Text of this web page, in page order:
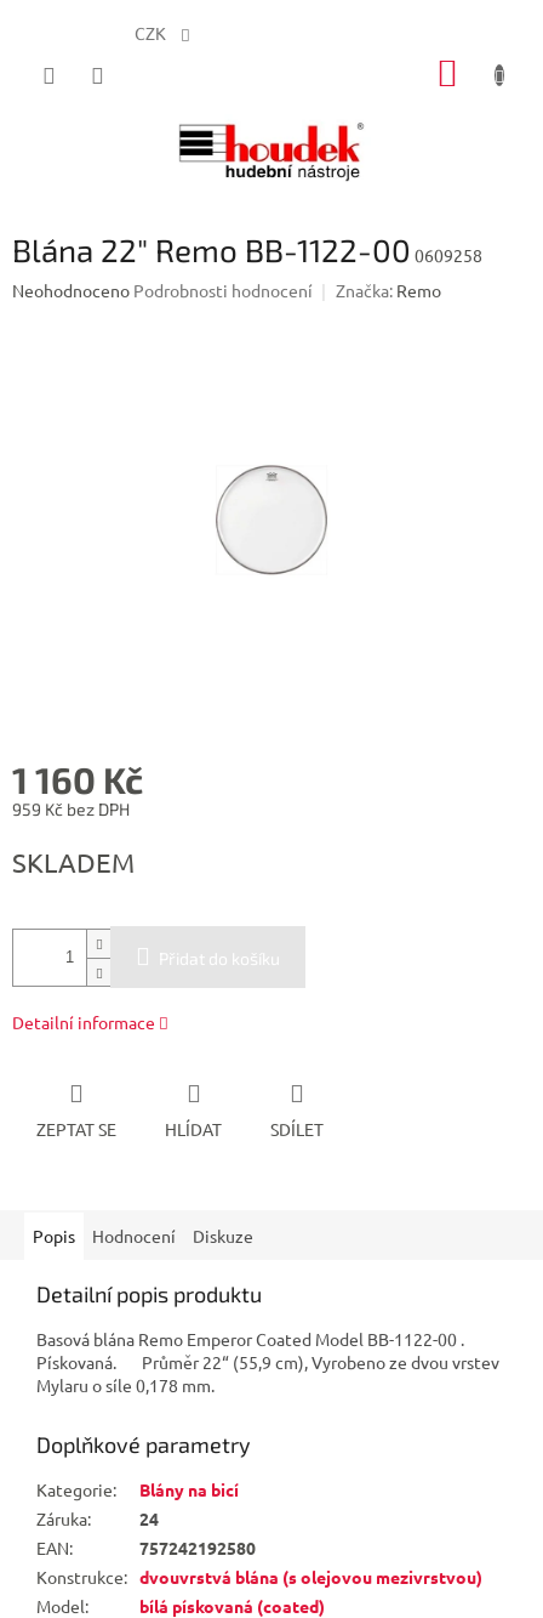
CZK
Blána 22" Remo BB-1122-00 0609258
Průměrné
Neohodnoceno Podrobnosti hodnocení Značka: Remo
1 160 Kč
959 Kč bez DPH
cena:
SKLADEM
Přidat do košíku
Detailní informace
ZEPTAT SE HLÍDAT SDÍLET
Popis Hodnocení Diskuze
Detailní popis produktu
Basová blána Remo Emperor Coated Model BB-1122-00 .
Pískovaná. Průměr 22“ (55,9 cm), Vyrobeno ze dvou vrstev
Mylaru o síle 0,178 mm.
Doplňkové parametry
Kategorie:
Blány na bicí
Záruka:
24
EAN:
757242192580
Konstrukce: dvouvrstvá blána (s olejovou mezivrstvou)
Model:
bílá pískovaná (coated)